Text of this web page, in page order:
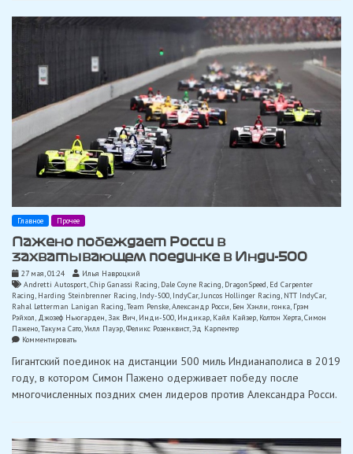
Главное Прочее
Пажено побеждает Росси в
захватывающем поединке в Инди-500
27 мая, 01:24
Илья Навроцкий
Andretti Autosport,Chip Ganassi Racing, Dale Coyne Racing, DragonSpeed, Ed Carpenter
Racing, Harding Steinbrenner Racing, Indy-500, IndyCar,Juncos Hollinger Racing, NTT IndyCar,
Rahal Letterman Lanigan Racing,Team Penske,Александр Росси, Бен Хэнли, гонка, Грэм
Рэйхол, Джозеф Ньюгарден,Зак Вич, Инди-500, Индикар, Кайл Кайзер, Колтон Херта,Симон
Пажено,Такума Сато,Уилл Пауэр,Феликс Розенквист,Эд Карпентер
Комментироватьon
побеждает
в
захватывающем
Гигантский поединок на дистанции 500 миль Индианаполиса в 2019
году, в котором Симон Пажено одерживает победу после
многочисленных поздних смен лидеров против Александра Росси.